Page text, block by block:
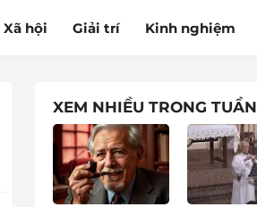
Xã hội Giải trí Kinh nghiệm
XEM NHIỀU TRONG TUẦN